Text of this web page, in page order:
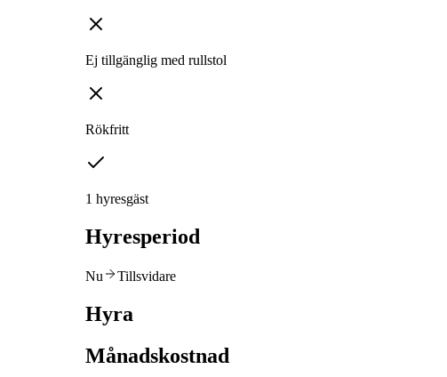
Ej tillgänglig med rullstol
Rökfritt
1 hyresgäst
Hyresperiod
Nu Tillsvidare
Hyra
Månadskostnad